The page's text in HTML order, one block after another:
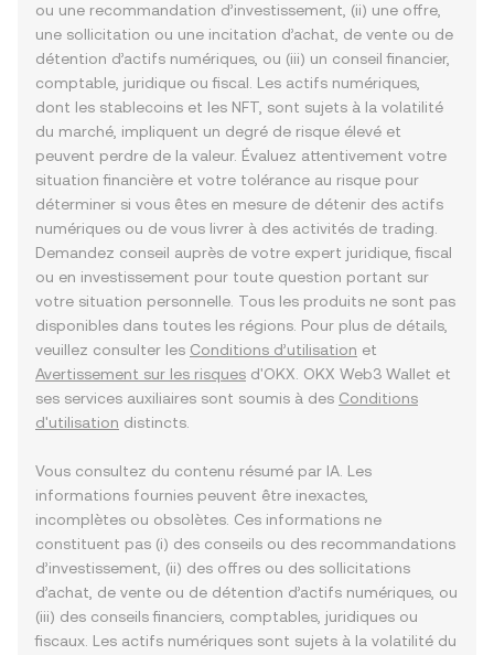
ou une recommandation d’investissement, (ii) une offre,
une sollicitation ou une incitation d’achat, de vente ou de
détention d’actifs numériques, ou (iii) un conseil financier,
comptable, juridique ou fiscal. Les actifs numériques,
dont les stablecoins et les NFT, sont sujets à la volatilité
du marché, impliquent un degré de risque élevé et
peuvent perdre de la valeur. Évaluez attentivement votre
situation financière et votre tolérance au risque pour
déterminer si vous êtes en mesure de détenir des actifs
numériques ou de vous livrer à des activités de trading.
Demandez conseil auprès de votre expert juridique, fiscal
ou en investissement pour toute question portant sur
votre situation personnelle. Tous les produits ne sont pas
disponibles dans toutes les régions. Pour plus de détails,
veuillez consulter les Conditions d’utilisation et
Avertissement sur les risques d'OKX. OKX Web3 Wallet et
ses services auxiliaires sont soumis à des Conditions
d'utilisation distincts.
Vous consultez du contenu résumé par IA. Les
informations fournies peuvent être inexactes,
incomplètes ou obsolètes. Ces informations ne
constituent pas (i) des conseils ou des recommandations
d’investissement, (ii) des offres ou des sollicitations
d’achat, de vente ou de détention d’actifs numériques, ou
(iii) des conseils financiers, comptables, juridiques ou
fiscaux. Les actifs numériques sont sujets à la volatilité du